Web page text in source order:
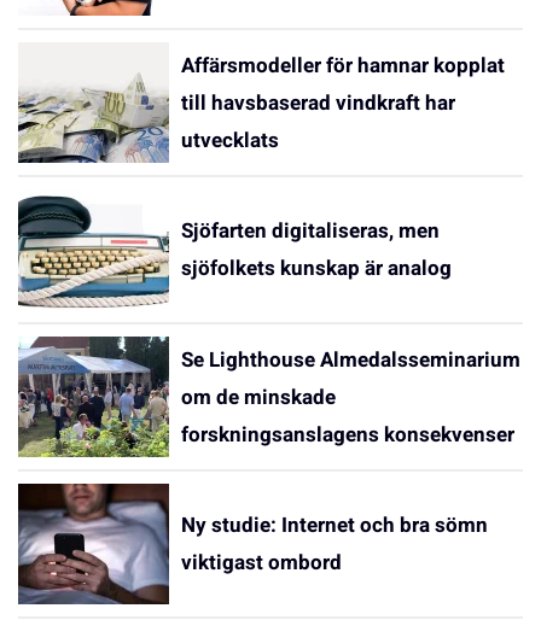
Affärsmodeller för hamnar kopplat
till havsbaserad vindkraft har
utvecklats
Sjöfarten digitaliseras, men
sjöfolkets kunskap är analog
Se Lighthouse Almedalsseminarium
om de minskade
forskningsanslagens konsekvenser
Ny studie: Internet och bra sömn
viktigast ombord